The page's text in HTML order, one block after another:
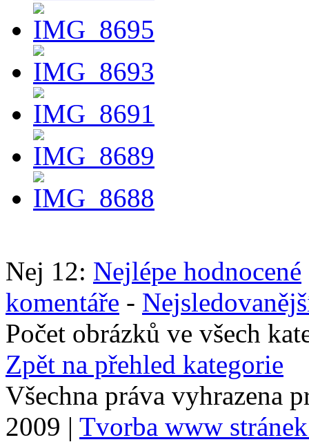
Nej 12: Nejlépe hodnocené
komentáře -
Počet obrázků ve všech
Zpět na přehled kategorie
Všechna práva vyhrazena
2009 | Tvorba www